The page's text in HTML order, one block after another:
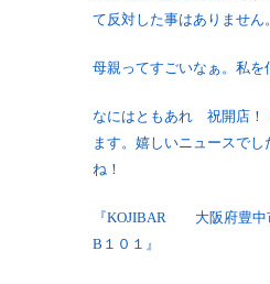
て反対した事はありません。
母親ってすごいなぁ。私を
なにはともあれ 祝開店！
ます。嬉しいニュースでし
ね！
『KOJIBAR 大阪府豊中
B１０１』